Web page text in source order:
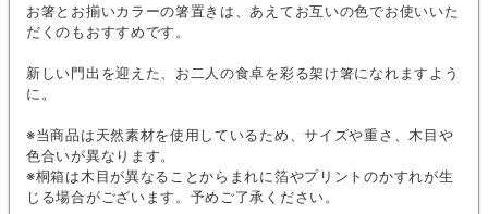
お箸とお揃いカラーの箸置きは、あえてお互いの色でお使いいた
だくのもおすすめです。
新しい門出を迎えた、お二人の食卓を彩る架け箸になれますよう
に。
※当商品は天然素材を使用しているため、サイズや重さ、木目や
色合いが異なります。
※桐箱は木目が異なることからまれに箔やプリントのかすれが生
じる場合がございます。予めご了承ください。